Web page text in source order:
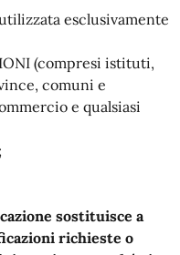
esclusivamente
(compresi istituti,
comuni e
e qualsiasi
sostituisce a
richieste o